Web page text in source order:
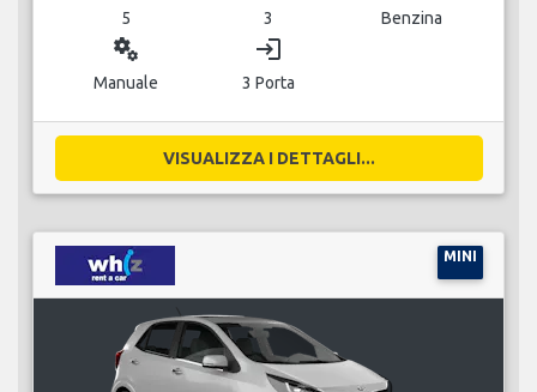
5 3 Benzina
miscellaneous_services
Manuale
login
3 Porta
VISUALIZZA I DETTAGLI...
MINI